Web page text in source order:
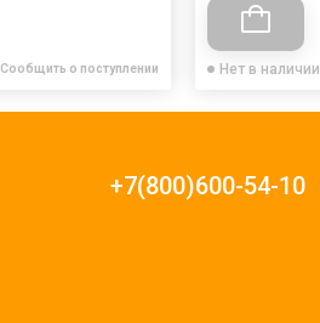
Сообщить о поступлении Нет в наличии
+7(800)600-54-10